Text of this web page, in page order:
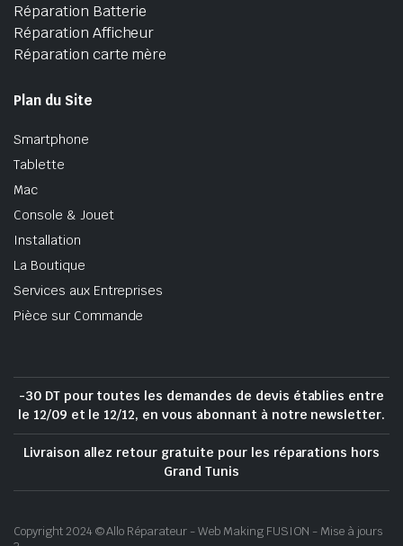
Réparation Batterie
Réparation Afficheur
Réparation carte mère
Plan du Site
Smartphone
Tablette
Mac
Console & Jouet
Installation
La Boutique
Services aux Entreprises
Pièce sur Commande
-30 DT pour toutes les demandes de devis établies entre
le 12/09 et le 12/12, en vous abonnant à notre newsletter.
Livraison allez retour gratuite pour les réparations hors
Grand Tunis
Copyright 2024 © Allo Réparateur - Web Making FUSION - Mise à jours